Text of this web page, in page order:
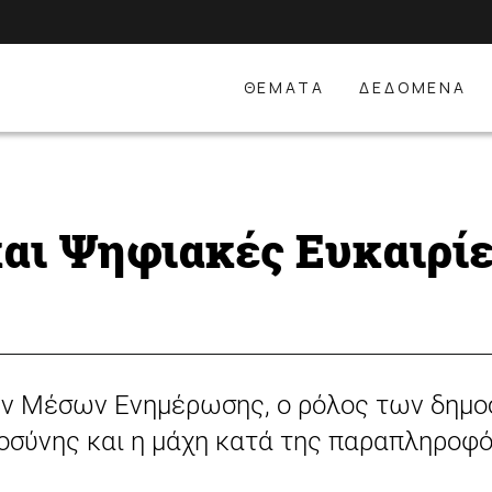
ΘΕΜΑΤΑ ΔΕΔΟΜΕΝΑ
Ψηφιακές
Μέσων Ενημέρωσης, ο ρόλος των
και η μάχη κατά της